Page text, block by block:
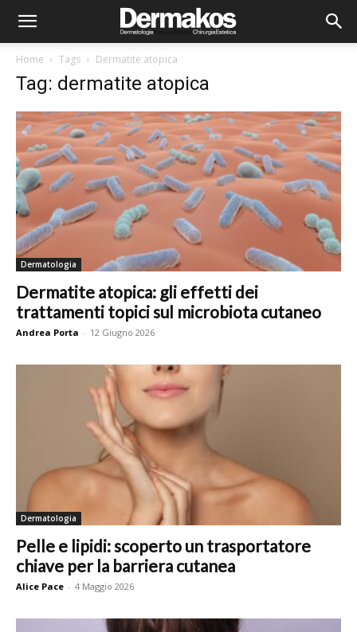
Home Tags Dermatite atopica
Tag: dermatite atopica
Dermatologia
Dermatite atopica: gli effetti dei
trattamenti topici sul microbiota cutaneo
Andrea Porta - 12 Giugno 2026
Dermatologia
Pelle e lipidi: scoperto un trasportatore
chiave per la barriera cutanea
Alice Pace - 4 Maggio 2026